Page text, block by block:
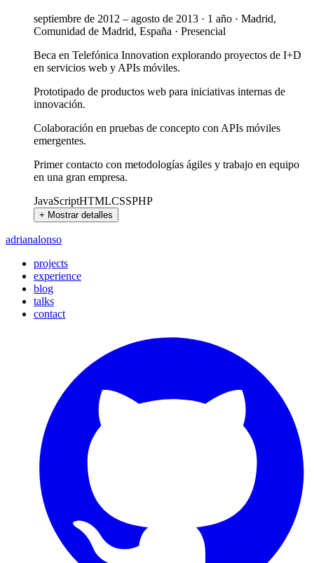
septiembre de 2012 – agosto de 2013 · 1 año · Madrid,
Comunidad de Madrid, España · Presencial
Beca en Telefónica Innovation explorando proyectos de I+D
en servicios web y APIs móviles.
Prototipado de productos web para iniciativas internas de
innovación.
Colaboración en pruebas de concepto con APIs móviles
emergentes.
Primer contacto con metodologías ágiles y trabajo en equipo
en una gran empresa.
JavaScriptHTMLCSSPHP
+ Mostrar detalles
adrianalonso
projects
experience
blog
talks
contact